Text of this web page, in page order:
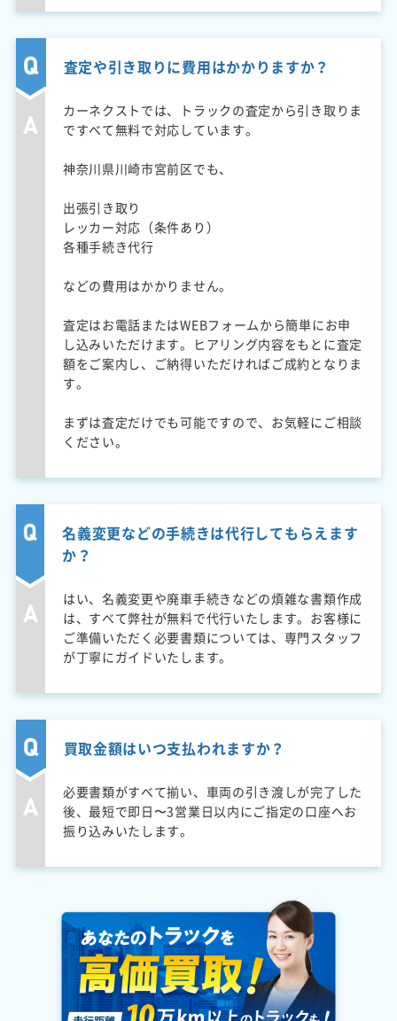
査定や引き取りに費用はかかりますか？
カーネクストでは、トラックの査定から引き取りま
ですべて無料で対応しています。
神奈川県川崎市宮前区でも、
出張引き取り
レッカー対応（条件あり）
各種手続き代行
などの費用はかかりません。
査定はお電話またはWEBフォームから簡単にお申
し込みいただけます。ヒアリング内容をもとに査定
額をご案内し、ご納得いただければご成約となりま
す。
まずは査定だけでも可能ですので、お気軽にご相談
ください。
名義変更などの手続きは代行してもらえます
か？
はい、名義変更や廃車手続きなどの煩雑な書類作成
は、すべて弊社が無料で代行いたします。お客様に
ご準備いただく必要書類については、専門スタッフ
が丁寧にガイドいたします。
買取金額はいつ支払われますか？
必要書類がすべて揃い、車両の引き渡しが完了した
後、最短で即日〜3営業日以内にご指定の口座へお
振り込みいたします。